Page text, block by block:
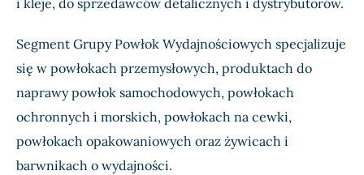
i kleje, do sprzedawców detalicznych i dystrybutorów.
Segment Grupy Powłok Wydajnościowych specjalizuje
się w powłokach przemysłowych, produktach do
naprawy powłok samochodowych, powłokach
ochronnych i morskich, powłokach na cewki,
powłokach opakowaniowych oraz żywicach i
barwnikach o wydajności.